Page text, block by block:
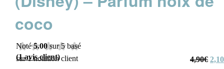
coco
Noté5.00 sur 5 basé
sur1notation client
(1avis client) 4,90€ Le
prix
2,10